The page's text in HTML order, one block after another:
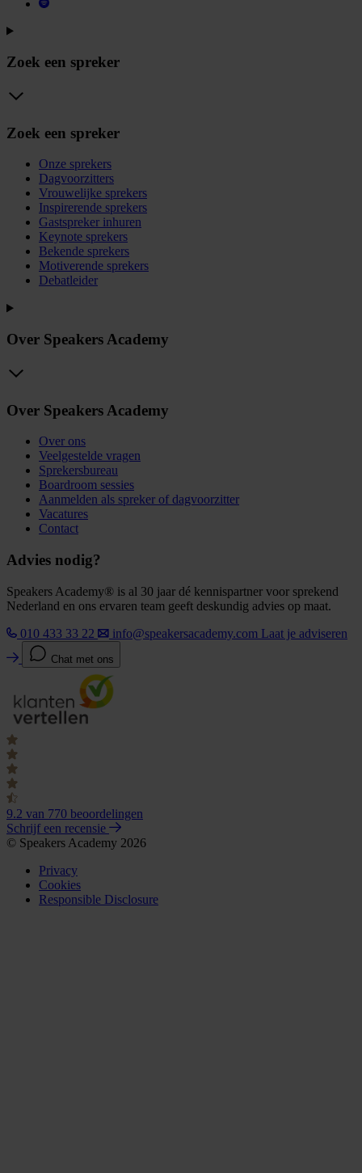
Zoek een spreker
Zoek een spreker
Onze sprekers
Dagvoorzitters
Vrouwelijke sprekers
Inspirerende sprekers
Gastspreker inhuren
Keynote sprekers
Bekende sprekers
Motiverende sprekers
Debatleider
Over Speakers Academy
Over Speakers Academy
Over ons
Veelgestelde vragen
Sprekersbureau
Boardroom sessies
Aanmelden als spreker of dagvoorzitter
Vacatures
Contact
Advies nodig?
Speakers Academy® is al 30 jaar dé kennispartner voor sprekend
Nederland en ons ervaren team geeft deskundig advies op maat.
010 433 33 22
info@speakersacademy.com Laat je adviseren
Chat met ons
9.2 van 770 beoordelingen
Schrijf een recensie
© Speakers Academy 2026
Privacy
Cookies
Responsible Disclosure